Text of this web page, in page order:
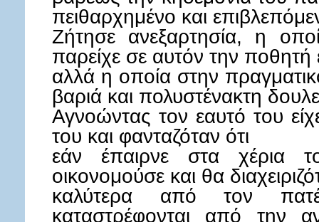
πειθαρχημένο και
Ζήτησε ανεξαρτησία, η
παρείχε σε αυτόν την ποθητή
αλλά η οποία στην
βαριά και πολυστένακτη
Αγνοώντας τον εαυτό του
του και φανταζόταν ότι
εάν έπαιρνε στα χέρια
οικονομούσε και θα
καλύτερα από τον
καταστρέφονται από την